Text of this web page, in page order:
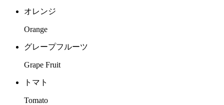
オレンジ
Orange
グレープフルーツ
Grape Fruit
トマト
Tomato